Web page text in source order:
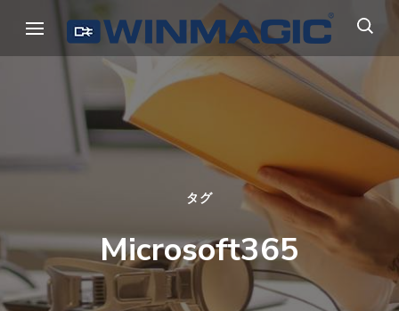
ス
プ
(Enter
を
ウィンマジック・ジャパン
Authicate. Encrypt. Archive.
タグ
Microsoft365